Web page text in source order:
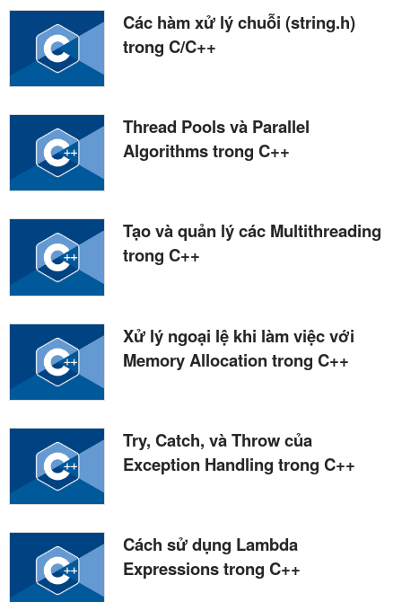
Các hàm xử lý chuỗi (string.h)
trong C/C++
Thread Pools và Parallel
Algorithms trong C++
Tạo và quản lý các Multithreading
trong C++
Xử lý ngoại lệ khi làm việc với
Memory Allocation trong C++
Try, Catch, và Throw của
Exception Handling trong C++
Cách sử dụng Lambda
Expressions trong C++